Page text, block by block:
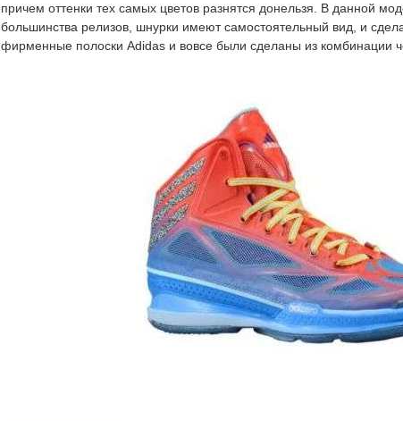
причем оттенки тех самых цветов разнятся донельзя. В данной
большинства релизов, шнурки имеют самостоятельный вид, и
фирменные полоски Adidas и вовсе были сделаны из комбинации